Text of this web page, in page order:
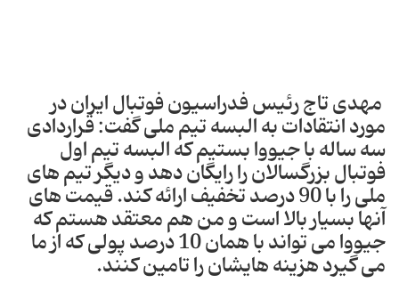
مهدی تاج رئیس فدراسیون فوتبال ایران در
مورد انتقادات به البسه تیم ملی گفت: قراردادی
سه ساله با جیووا بستیم که البسه تیم اول
فوتبال بزرگسالان را رایگان دهد و دیگر تیم های
ملی را با 90 درصد تخفیف ارائه کند. قیمت های
آنها بسیار بالا است و من هم معتقد هستم که
جیووا می تواند با همان 10 درصد پولی که از ما
می گیرد هزینه هایشان را تامین کنند.